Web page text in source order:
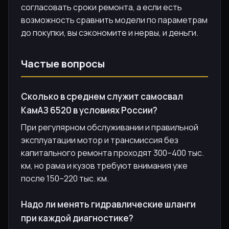
согласовать сроки ремонта, а если есть
возможность сравнить модели по параметрам
до покупки, вы сэкономите и нервы, и деньги.
Частые вопросы
Сколько в среднем служит самосвал
КамАЗ 6520 в условиях России?
При регулярном обслуживании и правильной
эксплуатации мотор и трансмиссия без
капитального ремонта проходят 300–400 тыс.
км, но рама и кузов требуют внимания уже
после 150–220 тыс. км.
Надо ли менять гидравлические шланги
при каждой диагностике?